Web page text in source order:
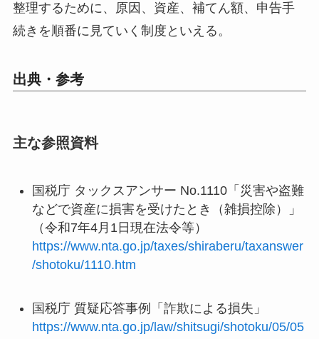
整理するために、原因、資産、補てん額、申告手
続きを順番に見ていく制度といえる。
出典・参考
主な参照資料
国税庁 タックスアンサー No.1110「災害や盗難
などで資産に損害を受けたとき（雑損控除）」
（令和7年4月1日現在法令等）
https://www.nta.go.jp/taxes/shiraberu/taxanswer
/shotoku/1110.htm
国税庁 質疑応答事例「詐欺による損失」
https://www.nta.go.jp/law/shitsugi/shotoku/05/05